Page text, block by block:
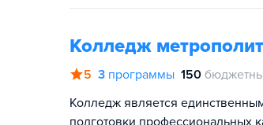
Колледж
5 3 программы 150
Колледж является
подготовки профессиональных